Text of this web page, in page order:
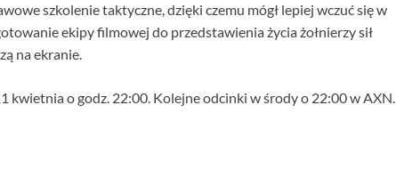
szkolenie taktyczne, dzięki czemu mógł lepiej wczuć się w
ekipy filmowej do przedstawienia życia żołnierzy sił
na ekranie.
kwietnia o godz. 22:00. Kolejne odcinki w środy o 22:00 w AXN.